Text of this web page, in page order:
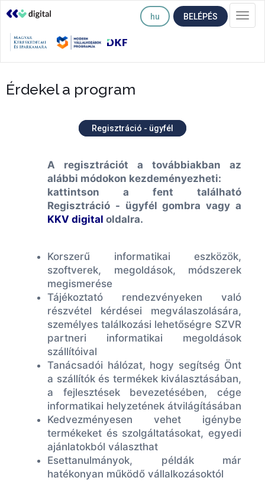
hu BELÉPÉS
Érdekel a program
Regisztráció - ügyfél
A regisztrációt a továbbiakban az
alábbi módokon kezdeményezheti:
kattintson a fent található
Regisztráció - ügyfél gombra vagy a
KKV digital oldalra.
Korszerű informatikai eszközök,
szoftverek, megoldások, módszerek
megismerése
Tájékoztató rendezvényeken való
részvétel kérdései megválaszolására,
személyes találkozási lehetőségre SZVR
partneri informatikai megoldások
szállítóival
Tanácsadói hálózat, hogy segítség Önt
a szállítók és termékek kiválasztásában,
a fejlesztések bevezetésében, cége
informatikai helyzetének átvilágításában
Kedvezményesen vehet igénybe
termékeket és szolgáltatásokat, egyedi
ajánlatokból választhat
Esettanulmányok, példák már
hatékonyan működő vállalkozásoktól